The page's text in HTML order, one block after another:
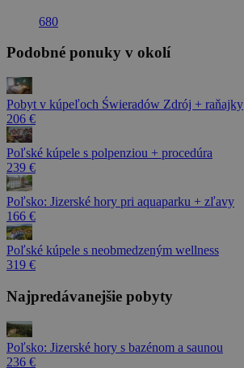
680
Podobné ponuky v okolí
Pobyt v kúpeľoch Świeradów Zdrój + raňajky
206 €
Poľské kúpele s polpenziou + procedúra
239 €
Poľsko: Jizerské hory pri aquaparku + zľavy
166 €
Poľské kúpele s neobmedzeným wellness
319 €
Najpredávanejšie pobyty
Poľsko: Jizerské hory s bazénom a saunou
236 €